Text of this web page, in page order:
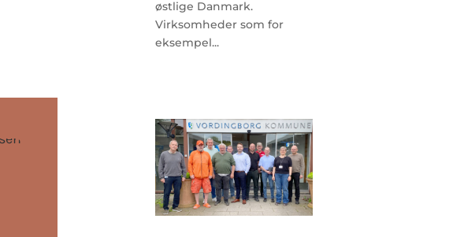
østlige Danmark.
Virksomheder som for
eksempel...